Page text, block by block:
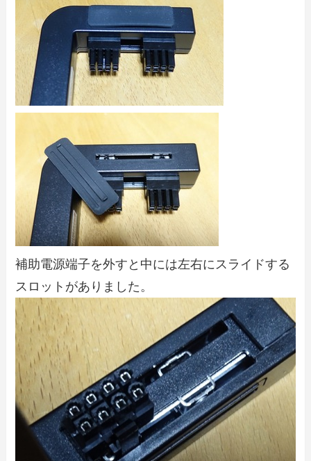
補助電源端子を外すと中には左右にスライドする
スロットがありました。